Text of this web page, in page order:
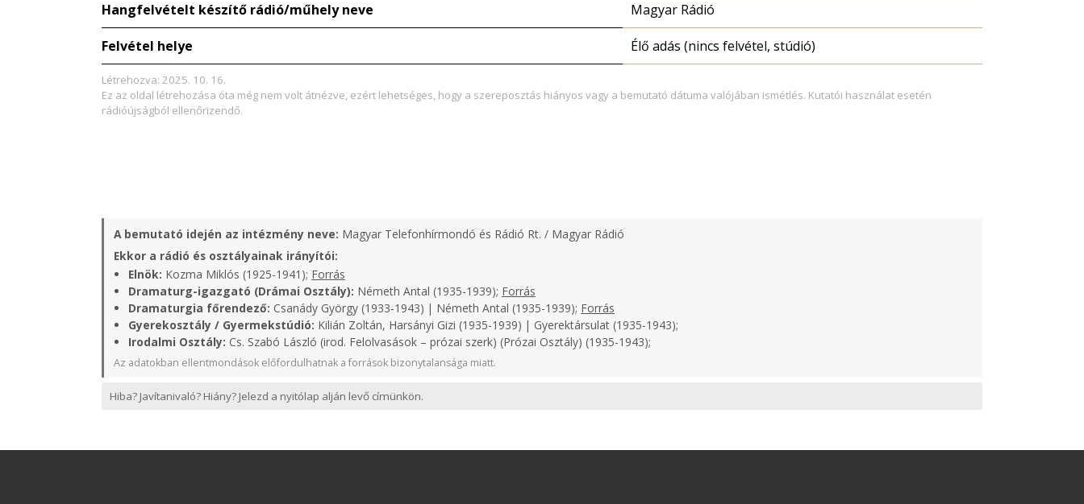
Hangfelvételt készítő rádió/műhely neve Magyar Rádió
Felvétel helye Élő adás (nincs felvétel, stúdió)
Létrehozva: 2025. 10. 16.
Ez az oldal létrehozása óta még nem volt átnézve, ezért lehetséges, hogy a szereposztás hiányos vagy a bemutató dátuma valójában ismétlés. Kutatói használat esetén
rádióújságból ellenőrizendő.
A bemutató idején az intézmény neve: Magyar Telefonhírmondó és Rádió Rt. / Magyar Rádió
Ekkor a rádió és osztályainak irányítói:
Elnök: Kozma Miklós (1925-1941); Forrás
Dramaturg-igazgató (Drámai Osztály): Németh Antal (1935-1939); Forrás
Dramaturgia főrendező: Csanády György (1933-1943) | Németh Antal (1935-1939); Forrás
Gyerekosztály / Gyermekstúdió: Kilián Zoltán, Harsányi Gizi (1935-1939) | Gyerektársulat (1935-1943);
Irodalmi Osztály: Cs. Szabó László (irod. Felolvasások – prózai szerk) (Prózai Osztály) (1935-1943);
Az adatokban ellentmondások előfordulhatnak a források bizonytalansága miatt.
Hiba? Javítanivaló? Hiány? Jelezd a nyitólap alján levő címünkön.